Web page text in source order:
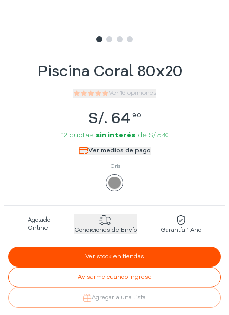
Slide1
Slide2
SlideSlide
Piscina Coral 80x20
Ver 16 opiniones
S/. 64 90
12 cuotas sin interésde S/.5 40
Ver medios de pago
Gris
Agotado
Online
Condiciones de Envío Garantía 1 Año
Ver stock en tiendas
Avisarme cuando ingrese
Agregar a una lista